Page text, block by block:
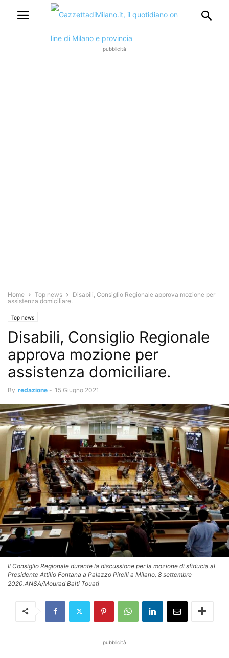
pubblicità
Home Top news
Disabili, Consiglio Regionale approva mozione per
assistenza domiciliare.
Top news
Disabili, Consiglio Regionale
approva mozione per
assistenza domiciliare.
By redazione - 15 Giugno 2021
Il Consiglio Regionale durante la discussione per la mozione di sfiducia al
Presidente Attilio Fontana a Palazzo Pirelli a Milano, 8 settembre
2020.ANSA/Mourad Balti Touati
pubblicità